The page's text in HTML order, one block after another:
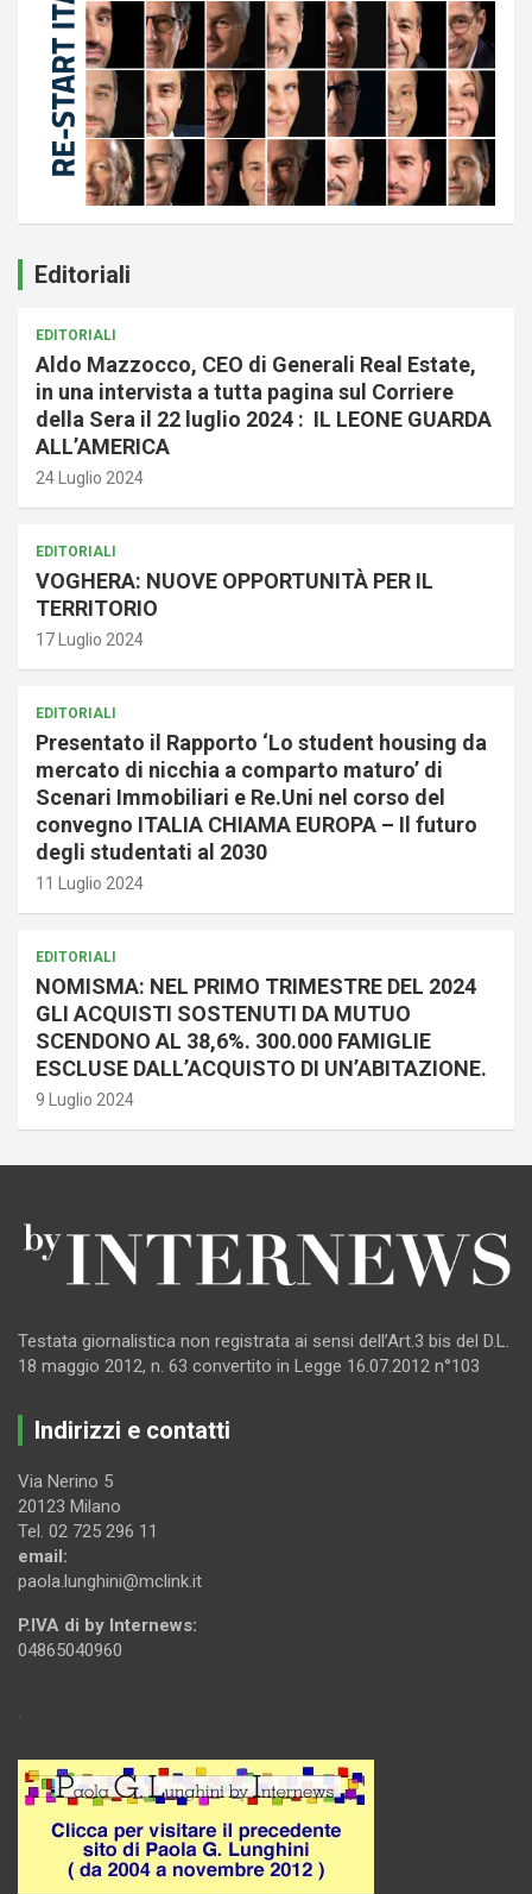
Editoriali
EDITORIALI
Aldo Mazzocco, CEO di Generali Real Estate,
in una intervista a tutta pagina sul Corriere
della Sera il 22 luglio 2024 : IL LEONE GUARDA
ALL’AMERICA
24 Luglio 2024
EDITORIALI
VOGHERA: NUOVE OPPORTUNITÀ PER IL
TERRITORIO
17 Luglio 2024
EDITORIALI
Presentato il Rapporto ‘Lo student housing da
mercato di nicchia a comparto maturo’ di
Scenari Immobiliari e Re.Uni nel corso del
convegno ITALIA CHIAMA EUROPA – Il futuro
degli studentati al 2030
11 Luglio 2024
EDITORIALI
NOMISMA: NEL PRIMO TRIMESTRE DEL 2024
GLI ACQUISTI SOSTENUTI DA MUTUO
SCENDONO AL 38,6%. 300.000 FAMIGLIE
ESCLUSE DALL’ACQUISTO DI UN’ABITAZIONE.
9 Luglio 2024
Testata giornalistica non registrata ai sensi dell’Art.3 bis del D.L.
18 maggio 2012, n. 63 convertito in Legge 16.07.2012 n°103
Indirizzi e contatti
Via Nerino 5
20123 Milano
Tel. 02 725 296 11
email:
paola.lunghini@mclink.it
P.IVA di by Internews:
04865040960
.